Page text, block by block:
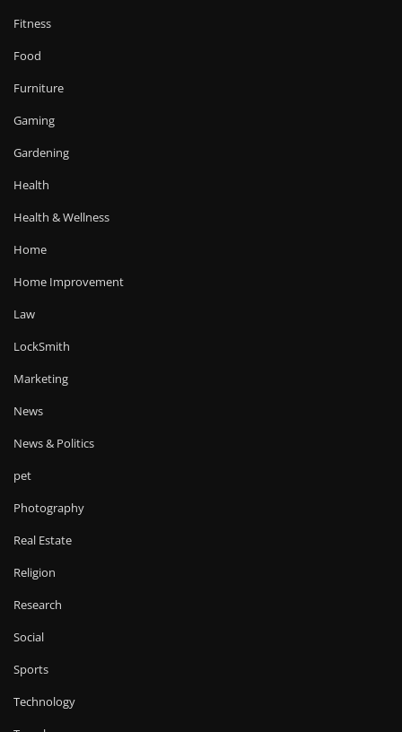
Fitness
Food
Furniture
Gaming
Gardening
Health
Health & Wellness
Home
Home Improvement
Law
LockSmith
Marketing
News
News & Politics
pet
Photography
Real Estate
Religion
Research
Social
Sports
Technology